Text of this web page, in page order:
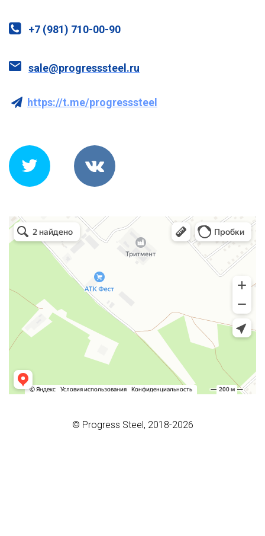
+7 (981) 710-00-90
sale@progresssteel.ru
https://t.me/progresssteel
© Progress Steel, 2018-2026